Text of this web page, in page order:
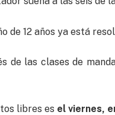
de 12 años ya está
de las clases de
libres es el viernes,